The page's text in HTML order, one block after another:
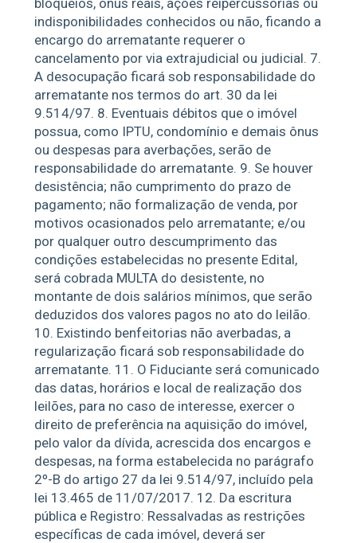
bloqueios, ônus reais, ações reipercussorias ou
indisponibilidades conhecidos ou não, ficando a
encargo do arrematante requerer o
cancelamento por via extrajudicial ou judicial. 7.
A desocupação ficará sob responsabilidade do
arrematante nos termos do art. 30 da lei
9.514/97. 8. Eventuais débitos que o imóvel
possua, como IPTU, condomínio e demais ônus
ou despesas para averbações, serão de
responsabilidade do arrematante. 9. Se houver
desistência; não cumprimento do prazo de
pagamento; não formalização de venda, por
motivos ocasionados pelo arrematante; e/ou
por qualquer outro descumprimento das
condições estabelecidas no presente Edital,
será cobrada MULTA do desistente, no
montante de dois salários mínimos, que serão
deduzidos dos valores pagos no ato do leilão.
10. Existindo benfeitorias não averbadas, a
regularização ficará sob responsabilidade do
arrematante. 11. O Fiduciante será comunicado
das datas, horários e local de realização dos
leilões, para no caso de interesse, exercer o
direito de preferência na aquisição do imóvel,
pelo valor da dívida, acrescida dos encargos e
despesas, na forma estabelecida no parágrafo
2º-B do artigo 27 da lei 9.514/97, incluído pela
lei 13.465 de 11/07/2017. 12. Da escritura
pública e Registro: Ressalvadas as restrições
específicas de cada imóvel, deverá ser